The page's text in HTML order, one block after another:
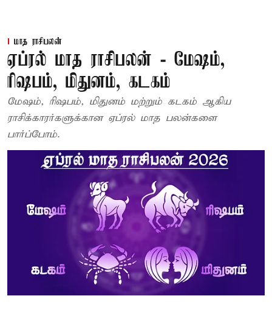
மாத ராசிபலன்
ஏப்ரல் மாத ராசிபலன் - மேஷம்,
ரிஷபம், மிதுனம், கடகம்
மேஷம், ரிஷபம், மிதுனம் மற்றும் கடகம் ஆகிய
ராசிக்காரர்களுக்கான ஏப்ரல் மாத பலன்களை
பார்ப்போம்.